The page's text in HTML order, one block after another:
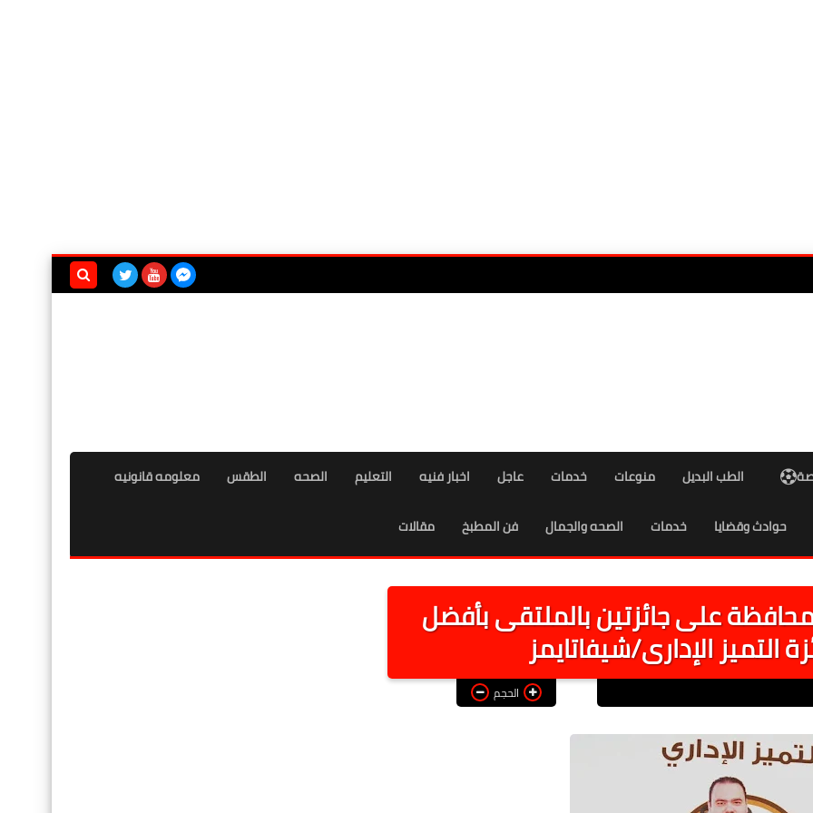
الطب البديل منوعات خدمات عاجل اخبار فنيه التعليم الصحه الطقس معلومه قانونيه
حوادث وقضايا خدمات الصحه والجمال فن المطبخ مقالات
على جائزتين بالملتقى بأفضل
التميز الإدارى/شيفاتايمز
الحجم